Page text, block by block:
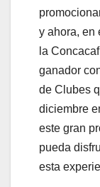
y ahora, en
la
ganador
de Clubes
diciembre
este gran
pueda
esta